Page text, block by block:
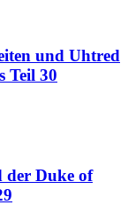
und Uhtred
Teil 30
der Duke of